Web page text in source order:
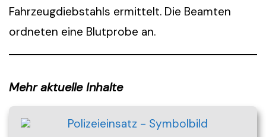
Fahrzeugdiebstahls ermittelt. Die Beamten
ordneten eine Blutprobe an.
Mehr aktuelle Inhalte